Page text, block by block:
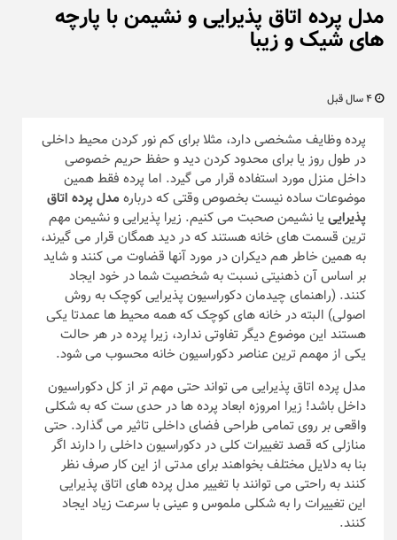
مدل پرده اتاق پذیرایی و نشیمن با پارچه
های شیک و زیبا
پرده وظایف مشخصی دارد، مثلا برای کم نور کردن محیط داخلی
در طول روز یا برای محدود کردن دید و حفظ حریم خصوصی
داخل منزل مورد استفاده قرار می گیرد. اما پرده فقط همین
موضوعات ساده نیست بخصوص وقتی که دربارهمدل پرده اتاق
پذیرایی یا نشیمن صحبت می کنیم. زیرا پذیرایی و نشیمن مهم
ترین قسمت های خانه هستند که در دید همگان قرار می گیرند،
به همین خاطر هم دیکران در مورد آنها قضاوت می کنند و شاید
بر اساس آن ذهنیتی نسبت به شخصیت شما در خود ایجاد
کنند. (راهنمای چیدمان دکوراسیون پذیرایی کوچک به روش
اصولی) البته در خانه های کوچک که همه محیط ها عمدتا یکی
هستند این موضوع دیگر تفاوتی ندارد، زیرا پرده در هر حالت
یکی از مهمم ترین عناصر دکوراسیون خانه محسوب می شود.
مدل پرده اتاق پذیرایی می تواند حتی مهم تر از کل دکوراسیون
داخل باشد! زیرا امروزه ابعاد پرده ها در حدی ست که به شکلی
واقعی بر روی تمامی طراحی فضای داخلی تاثیر می گذارد. حتی
منازلی که قصد تغییرات کلی در دکوراسیون داخلی را دارند اگر
بنا به دلایل مختلف بخواهند برای مدتی از این کار صرف نظر
کنند به راحتی می توانند با تغییر مدل پرده های اتاق پذیرایی
این تغییرات را به شکلی ملموس و عینی با سرعت زیاد ایجاد
کنند.